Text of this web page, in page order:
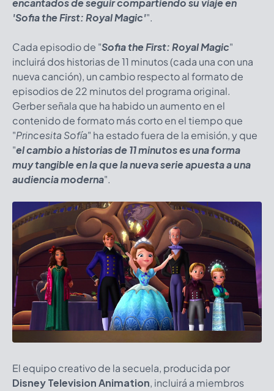
encantados de seguir compartiendo su viaje en
'Sofia the First: Royal Magic'".
Cada episodio de "Sofia the First: Royal Magic"
incluirá dos historias de 11 minutos (cada una con una
nueva canción), un cambio respecto al formato de
episodios de 22 minutos del programa original.
Gerber señala que ha habido un aumento en el
contenido de formato más corto en el tiempo que
"Princesita Sofía" ha estado fuera de la emisión, y que
"el cambio a historias de 11 minutos es una forma
muy tangible en la que la nueva serie apuesta a una
audiencia moderna".
El equipo creativo de la secuela, producida por
Disney Television Animation, incluirá a miembros